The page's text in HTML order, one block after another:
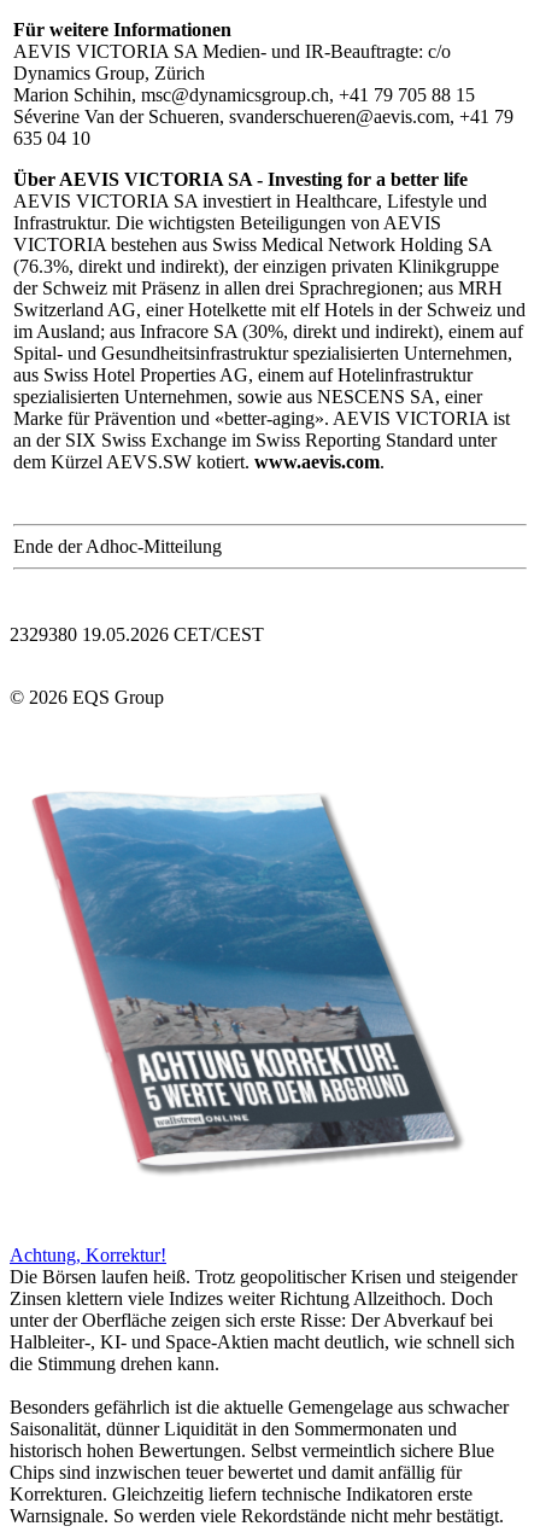
Für weitere Informationen
AEVIS VICTORIA SA Medien- und IR-Beauftragte: c/o
Dynamics Group, Zürich
Marion Schihin, msc@dynamicsgroup.ch, +41 79 705 88 15
Séverine Van der Schueren, svanderschueren@aevis.com, +41 79
635 04 10
Über AEVIS VICTORIA SA - Investing for a better life
AEVIS VICTORIA SA investiert in Healthcare, Lifestyle und
Infrastruktur. Die wichtigsten Beteiligungen von AEVIS
VICTORIA bestehen aus Swiss Medical Network Holding SA
(76.3%, direkt und indirekt), der einzigen privaten Klinikgruppe
der Schweiz mit Präsenz in allen drei Sprachregionen; aus MRH
Switzerland AG, einer Hotelkette mit elf Hotels in der Schweiz und
im Ausland; aus Infracore SA (30%, direkt und indirekt), einem auf
Spital- und Gesundheitsinfrastruktur spezialisierten Unternehmen,
aus Swiss Hotel Properties AG, einem auf Hotelinfrastruktur
spezialisierten Unternehmen, sowie aus NESCENS SA, einer
Marke für Prävention und «better-aging». AEVIS VICTORIA ist
an der SIX Swiss Exchange im Swiss Reporting Standard unter
dem Kürzel AEVS.SW kotiert. www.aevis.com.
Ende der Adhoc-Mitteilung
2329380 19.05.2026 CET/CEST
© 2026 EQS Group
Achtung, Korrektur!
Die Börsen laufen heiß. Trotz geopolitischer Krisen und steigender
Zinsen klettern viele Indizes weiter Richtung Allzeithoch. Doch
unter der Oberfläche zeigen sich erste Risse: Der Abverkauf bei
Halbleiter-, KI- und Space-Aktien macht deutlich, wie schnell sich
die Stimmung drehen kann.
Besonders gefährlich ist die aktuelle Gemengelage aus schwacher
Saisonalität, dünner Liquidität in den Sommermonaten und
historisch hohen Bewertungen. Selbst vermeintlich sichere Blue
Chips sind inzwischen teuer bewertet und damit anfällig für
Korrekturen. Gleichzeitig liefern technische Indikatoren erste
Warnsignale. So werden viele Rekordstände nicht mehr bestätigt.